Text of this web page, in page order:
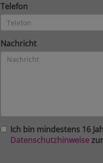
Telefon
Nachricht
Ich bin mindestens 16
Datenschutzhinweisezur